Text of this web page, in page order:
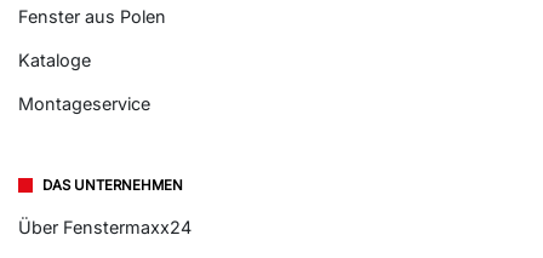
Fenster aus Polen
Kataloge
Montageservice
DAS UNTERNEHMEN
Über Fenstermaxx24